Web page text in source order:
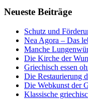
Neueste Beiträge
Schutz und
Nea Agora – Das
Manche
Die Kirche der
Griechisch essen
Die Restaurierung
Die Webkunst der
Klassische